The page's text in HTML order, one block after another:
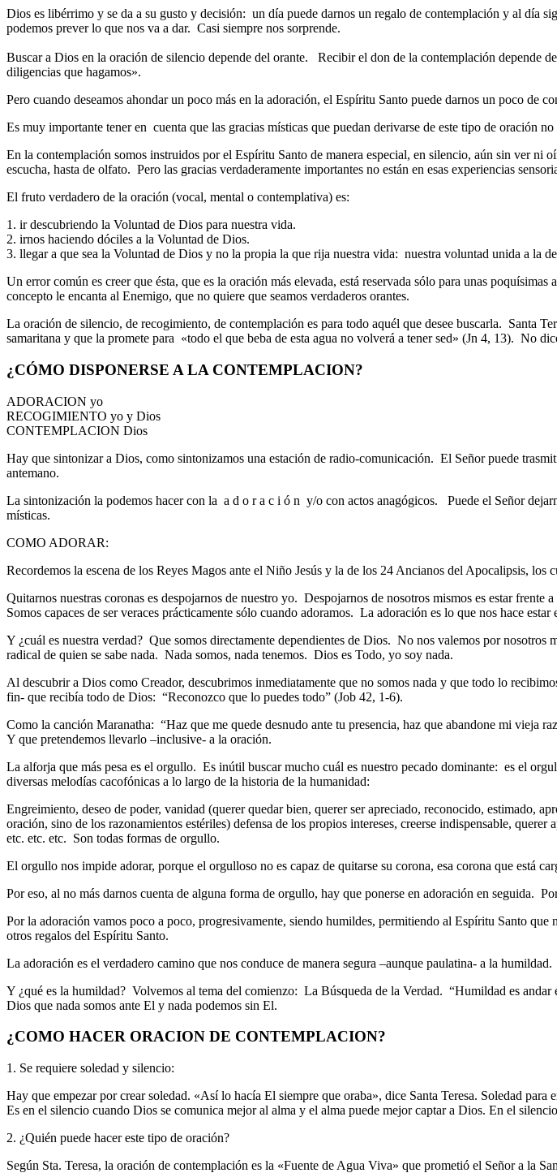
Dios es libérrimo y se da a su gusto y decisión: un día puede darnos un regalo de contemplación y al día
podemos prever lo que nos va a dar. Casi siempre nos sorprende.
Buscar a Dios en la oración de silencio depende del orante. Recibir el don de la contemplación
diligencias que hagamos».
Pero cuando deseamos ahondar un poco más en la adoración, el Espíritu Santo puede darnos un poco de
Es muy importante tener en cuenta que las gracias místicas que puedan derivarse de este tipo de oración
En la contemplación somos instruidos por el Espíritu Santo de manera especial, en silencio, aún sin ver
escucha, hasta de olfato. Pero las gracias verdaderamente importantes no están en esas experiencias
El fruto verdadero de la oración (vocal, mental o contemplativa) es:
1. ir descubriendo la Voluntad de Dios para nuestra vida.
2. irnos haciendo dóciles a la Voluntad de Dios.
3. llegar a que sea la Voluntad de Dios y no la propia la que rija nuestra vida: nuestra voluntad unida a la
Un error común es creer que ésta, que es la oración más elevada, está reservada sólo para unas
concepto le encanta al Enemigo, que no quiere que seamos verdaderos orantes.
La oración de silencio, de recogimiento, de contemplación es para todo aquél que desee buscarla. Santa
samaritana y que la promete para «todo el que beba de esta agua no volverá a tener sed» (Jn 4, 13). No
¿CÓMO DISPONERSE A LA CONTEMPLACION?
ADORACION yo
RECOGIMIENTO yo y Dios
CONTEMPLACION Dios
Hay que sintonizar a Dios, como sintonizamos una estación de radio-comunicación. El Señor puede
antemano.
La sintonización la podemos hacer con la a d o r a c i ó n y/o con actos anagógicos. Puede el Señor
místicas.
COMO ADORAR:
Recordemos la escena de los Reyes Magos ante el Niño Jesús y la de los 24 Ancianos del Apocalipsis, los
Quitarnos nuestras coronas es despojarnos de nuestro yo. Despojarnos de nosotros mismos es estar
Somos capaces de ser veraces prácticamente sólo cuando adoramos. La adoración es lo que nos hace estar
Y ¿cuál es nuestra verdad? Que somos directamente dependientes de Dios. No nos valemos por
radical de quien se sabe nada. Nada somos, nada tenemos. Dios es Todo, yo soy nada.
Al descubrir a Dios como Creador, descubrimos inmediatamente que no somos nada y que todo lo
fin- que recibía todo de Dios: “Reconozco que lo puedes todo” (Job 42, 1-6).
Como la canción Maranatha: “Haz que me quede desnudo ante tu presencia, haz que abandone mi
Y que pretendemos llevarlo –inclusive- a la oración.
La alforja que más pesa es el orgullo. Es inútil buscar mucho cuál es nuestro pecado dominante: es el
diversas melodías cacofónicas a lo largo de la historia de la humanidad:
Engreimiento, deseo de poder, vanidad (querer quedar bien, querer ser apreciado, reconocido, estimado,
oración, sino de los razonamientos estériles) defensa de los propios intereses, creerse indispensable,
etc. etc. etc. Son todas formas de orgullo.
El orgullo nos impide adorar, porque el orgulloso no es capaz de quitarse su corona, esa corona que está
Por eso, al no más darnos cuenta de alguna forma de orgullo, hay que ponerse en adoración en seguida.
Por la adoración vamos poco a poco, progresivamente, siendo humildes, permitiendo al Espíritu Santo
otros regalos del Espíritu Santo.
La adoración es el verdadero camino que nos conduce de manera segura –aunque paulatina- a la humildad.
Y ¿qué es la humildad? Volvemos al tema del comienzo: La Búsqueda de la Verdad. “Humildad es andar
Dios que nada somos ante El y nada podemos sin El.
¿COMO HACER ORACION DE CONTEMPLACION?
1. Se requiere soledad y silencio:
Hay que empezar por crear soledad. «Así lo hacía El siempre que oraba», dice Santa Teresa. Soledad
Es en el silencio cuando Dios se comunica mejor al alma y el alma puede mejor captar a Dios. En el
2. ¿Quién puede hacer este tipo de oración?
Según Sta. Teresa, la oración de contemplación es la «Fuente de Agua Viva» que prometió el Señor a la